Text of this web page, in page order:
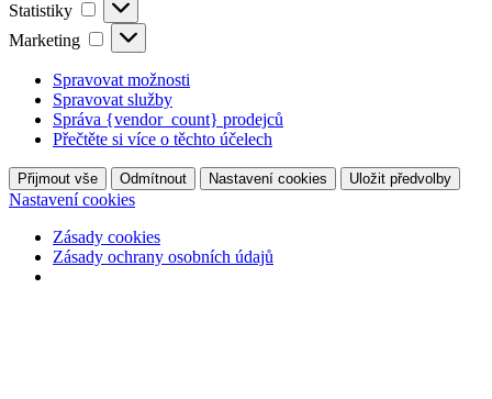
Statistiky
Marketing
Spravovat možnosti
Spravovat služby
Správa {vendor_count} prodejců
Přečtěte si více o těchto účelech
Přijmout vše Odmítnout Nastavení cookies Uložit předvolby
Nastavení cookies
Zásady cookies
Zásady ochrany osobních údajů